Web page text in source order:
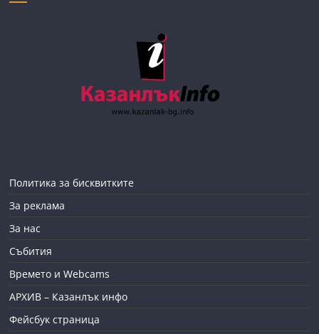
Политика за бисквитките
За реклама
За нас
Събития
Времето и Webcams
АРХИВ – Казанлък инфо
Фейсбук страница